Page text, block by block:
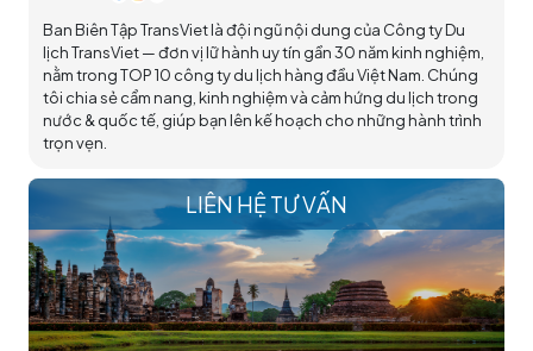
Ban Biên Tập TransViet là đội ngũ nội dung của Công ty Du
lịch TransViet — đơn vị lữ hành uy tín gần 30 năm kinh nghiệm,
nằm trong TOP 10 công ty du lịch hàng đầu Việt Nam. Chúng
tôi chia sẻ cẩm nang, kinh nghiệm và cảm hứng du lịch trong
nước & quốc tế, giúp bạn lên kế hoạch cho những hành trình
trọn vẹn.
LIÊN HỆ TƯ VẤN